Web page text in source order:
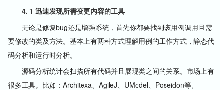
4. 1 迅速发现所需变更内容的工具
无论是修复bug还是增强系统，首先你都要找到该用例调用且需
要修改的类及方法。基本上有两种方式理解用例的工作方式，静态代
码分析和运行时分析。
源码分析统计会扫描所有代码并且展现类之间的关系。市场上有
很多工具。比如：Architexa、AgileJ、UModel、Poseidon等。